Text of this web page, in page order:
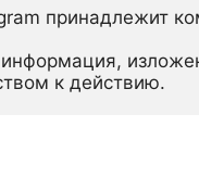
принадлежит
к действию.